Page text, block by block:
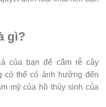
gì?
của bạn để cắm rễ cây
có thể có ảnh hưởng đến
mỹ của hồ thủy sinh của